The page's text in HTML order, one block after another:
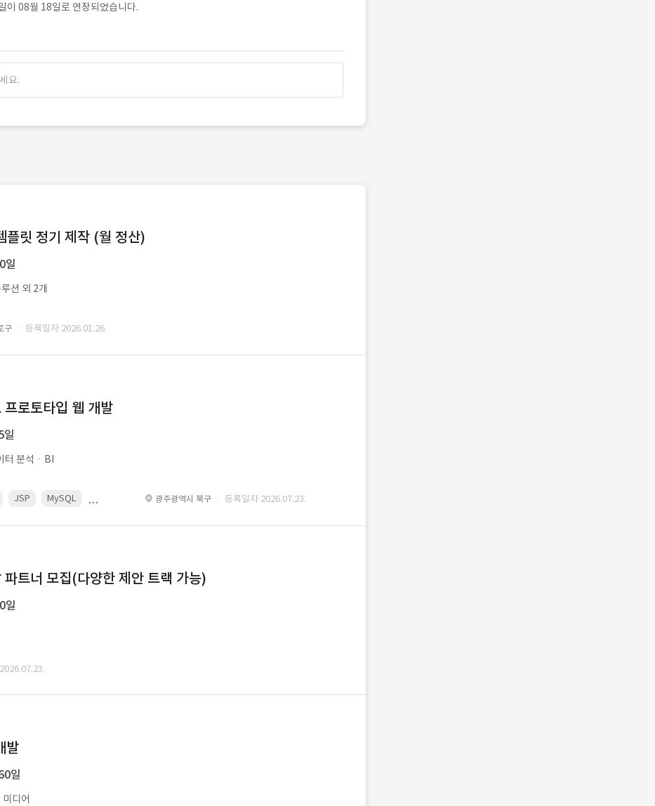
이 08월 18일로 연장되었습니다.
요.
플릿 정기 제작 (월 정산)
일
션 외 2개
구 · 등록일자 2026.01.26.
로토타입 웹 개발
일
터 분석ㆍBI
JSP MySQL Spring광주광역시 북구 · 등록일자 2026.07.23.
트너 모집(다양한 제안 트랙 가능)
일
발
일
디어